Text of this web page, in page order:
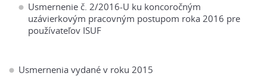
Usmernenie č. 2/2016-U ku koncoročným
uzávierkovým pracovným postupom roka 2016 pre
používateľov ISUF
Usmernenia vydané v roku 2015